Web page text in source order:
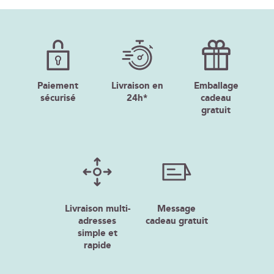
Paiement
sécurisé
Livraison en
24h*
Emballage
cadeau
gratuit
Livraison multi-
adresses
simple et
rapide
Message
cadeau gratuit